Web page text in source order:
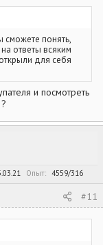
сможете понять,
ответы всяким
для себя
и посмотреть
Опыт 4559/316
#11